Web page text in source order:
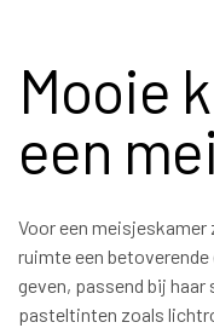
Mooie
een
Voor een meisjeskamer
ruimte een
geven, passend bij
pasteltinten zoals